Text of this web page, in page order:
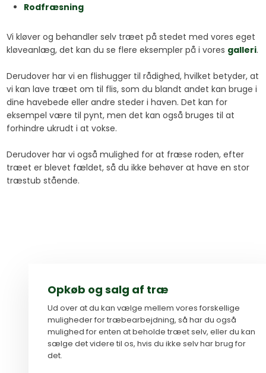
Rodfræsning​
Vi kløver og behandler selv træet på stedet med vores eget
kløveanlæg, det kan du se flere eksempler på i vores galleri.
Derudover har vi en flishugger til rådighed, hvilket betyder, at
vi kan lave træet om til flis, som du blandt andet kan bruge i
dine havebede eller andre steder i haven. Det kan for
eksempel være til pynt, men det kan også bruges til at
forhindre ukrudt i at vokse.
Derudover har vi også mulighed for at fræse roden, efter
træet er blevet fældet, så du ikke behøver at have en stor
træstub stående.​
Opkøb og salg af træ
Ud over at du kan vælge mellem vores forskellige
muligheder for træbearbejdning, så har du også
mulighed for enten at beholde træet selv, eller du kan
sælge det videre til os, hvis du ikke selv har brug for
det.